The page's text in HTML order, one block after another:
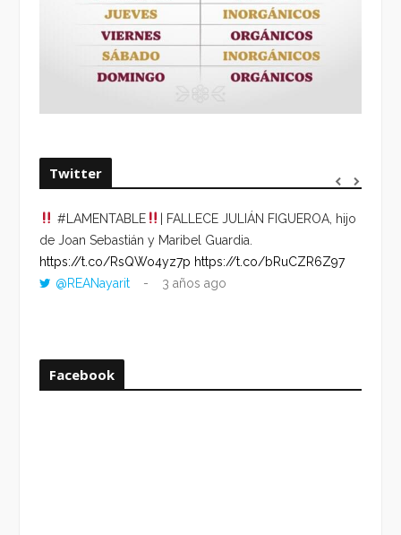
Twitter
#LAMENTABLE
| FALLECE JULIÁN FIGUEROA, hijo
de Joan Sebastián y Maribel Guardia.
https://t.co/RsQWo4yz7p https://t.co/bRuCZR6Z97
@REANayarit
3 años ago
Facebook